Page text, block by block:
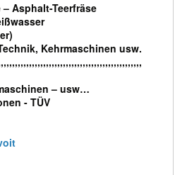
Asphalt-Teerfräse
Kehrmaschinen usw.
– usw…
- TÜV